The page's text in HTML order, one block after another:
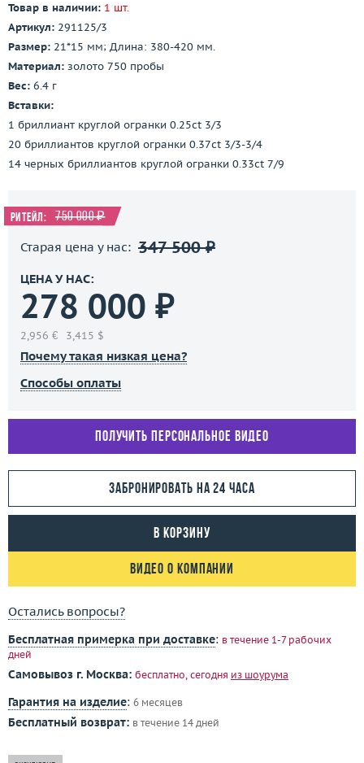
Товар в наличии: 1 шт.
Артикул: 291125/3
Размер: 21*15 мм; Длина: 380-420 мм.
Материал: золото 750 пробы
Вес: 6.4 г
Вставки:
1 бриллиант круглой огранки 0.25ct 3/3
20 бриллиантов круглой огранки 0.37ct 3/3-3/4
14 черных бриллиантов круглой огранки 0.33ct 7/9
Ритейл: 750 000 ₽
Старая цена у нас: 347 500 ₽
ЦЕНА У НАС:
278 000 ₽
2,956 € 3,415 $
Почему такая низкая цена?
Способы оплаты
Получить персональное видео
Забронировать на 24 часа
В корзину
Видео о компании
Остались вопросы?
Бесплатная примерка при доставке: в течение 1-7 рабочих
дней
Самовывоз г. Москва: бесплатно, сегодня из шоурума
Гарантия на изделие: 6 месяцев
Бесплатный возврат: в течение 14 дней